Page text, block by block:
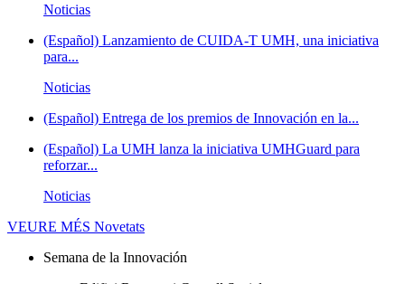
Noticias
(Español) Lanzamiento de CUIDA-T UMH, una iniciativa
para...
Noticias
(Español) Entrega de los premios de Innovación en la...
(Español) La UMH lanza la iniciativa UMHGuard para
reforzar...
Noticias
VEURE MÉS Novetats
Semana de la Innovación